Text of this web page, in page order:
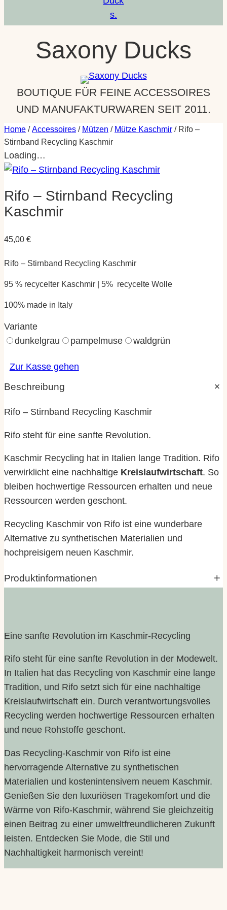
m
Saxony Ducks
BOUTIQUE FÜR FEINE ACCESSOIRES
UND MANUFAKTURWAREN SEIT 2011.
Home /Accessoires / Mützen / Mütze Kaschmir / Rifo –
Stirnband Recycling Kaschmir
Loading…
Rifo – Stirnband Recycling
Kaschmir
45,00 €
Rifo – Stirnband Recycling Kaschmir
95 % recycelter Kaschmir | 5% recycelte Wolle
100% made in Italy
Variante
dunkelgrau
pampelmuse waldgrün
Zur Kasse gehen
Beschreibung
Rifo – Stirnband Recycling Kaschmir
Rifo steht für eine sanfte Revolution.
Kaschmir Recycling hat in Italien lange Tradition. Rifo
verwirklicht eine nachhaltige Kreislaufwirtschaft. So
bleiben hochwertige Ressourcen erhalten und neue
Ressourcen werden geschont.
Recycling Kaschmir von Rifo ist eine wunderbare
Alternative zu synthetischen Materialien und
hochpreisigem neuen Kaschmir.
Produktinformationen
waldgrün
Eine sanfte Revolution im Kaschmir-Recycling
Rifo steht für eine sanfte Revolution in der Modewelt.
In Italien hat das Recycling von Kaschmir eine lange
Tradition, und Rifo setzt sich für eine nachhaltige
Kreislaufwirtschaft ein. Durch verantwortungsvolles
Recycling werden hochwertige Ressourcen erhalten
und neue Rohstoffe geschont.
Das Recycling-Kaschmir von Rifo ist eine
hervorragende Alternative zu synthetischen
Materialien und kostenintensivem neuem Kaschmir.
Genießen Sie den luxuriösen Tragekomfort und die
Wärme von Rifo-Kaschmir, während Sie gleichzeitig
einen Beitrag zu einer umweltfreundlicheren Zukunft
leisten. Entdecken Sie Mode, die Stil und
Nachhaltigkeit harmonisch vereint!